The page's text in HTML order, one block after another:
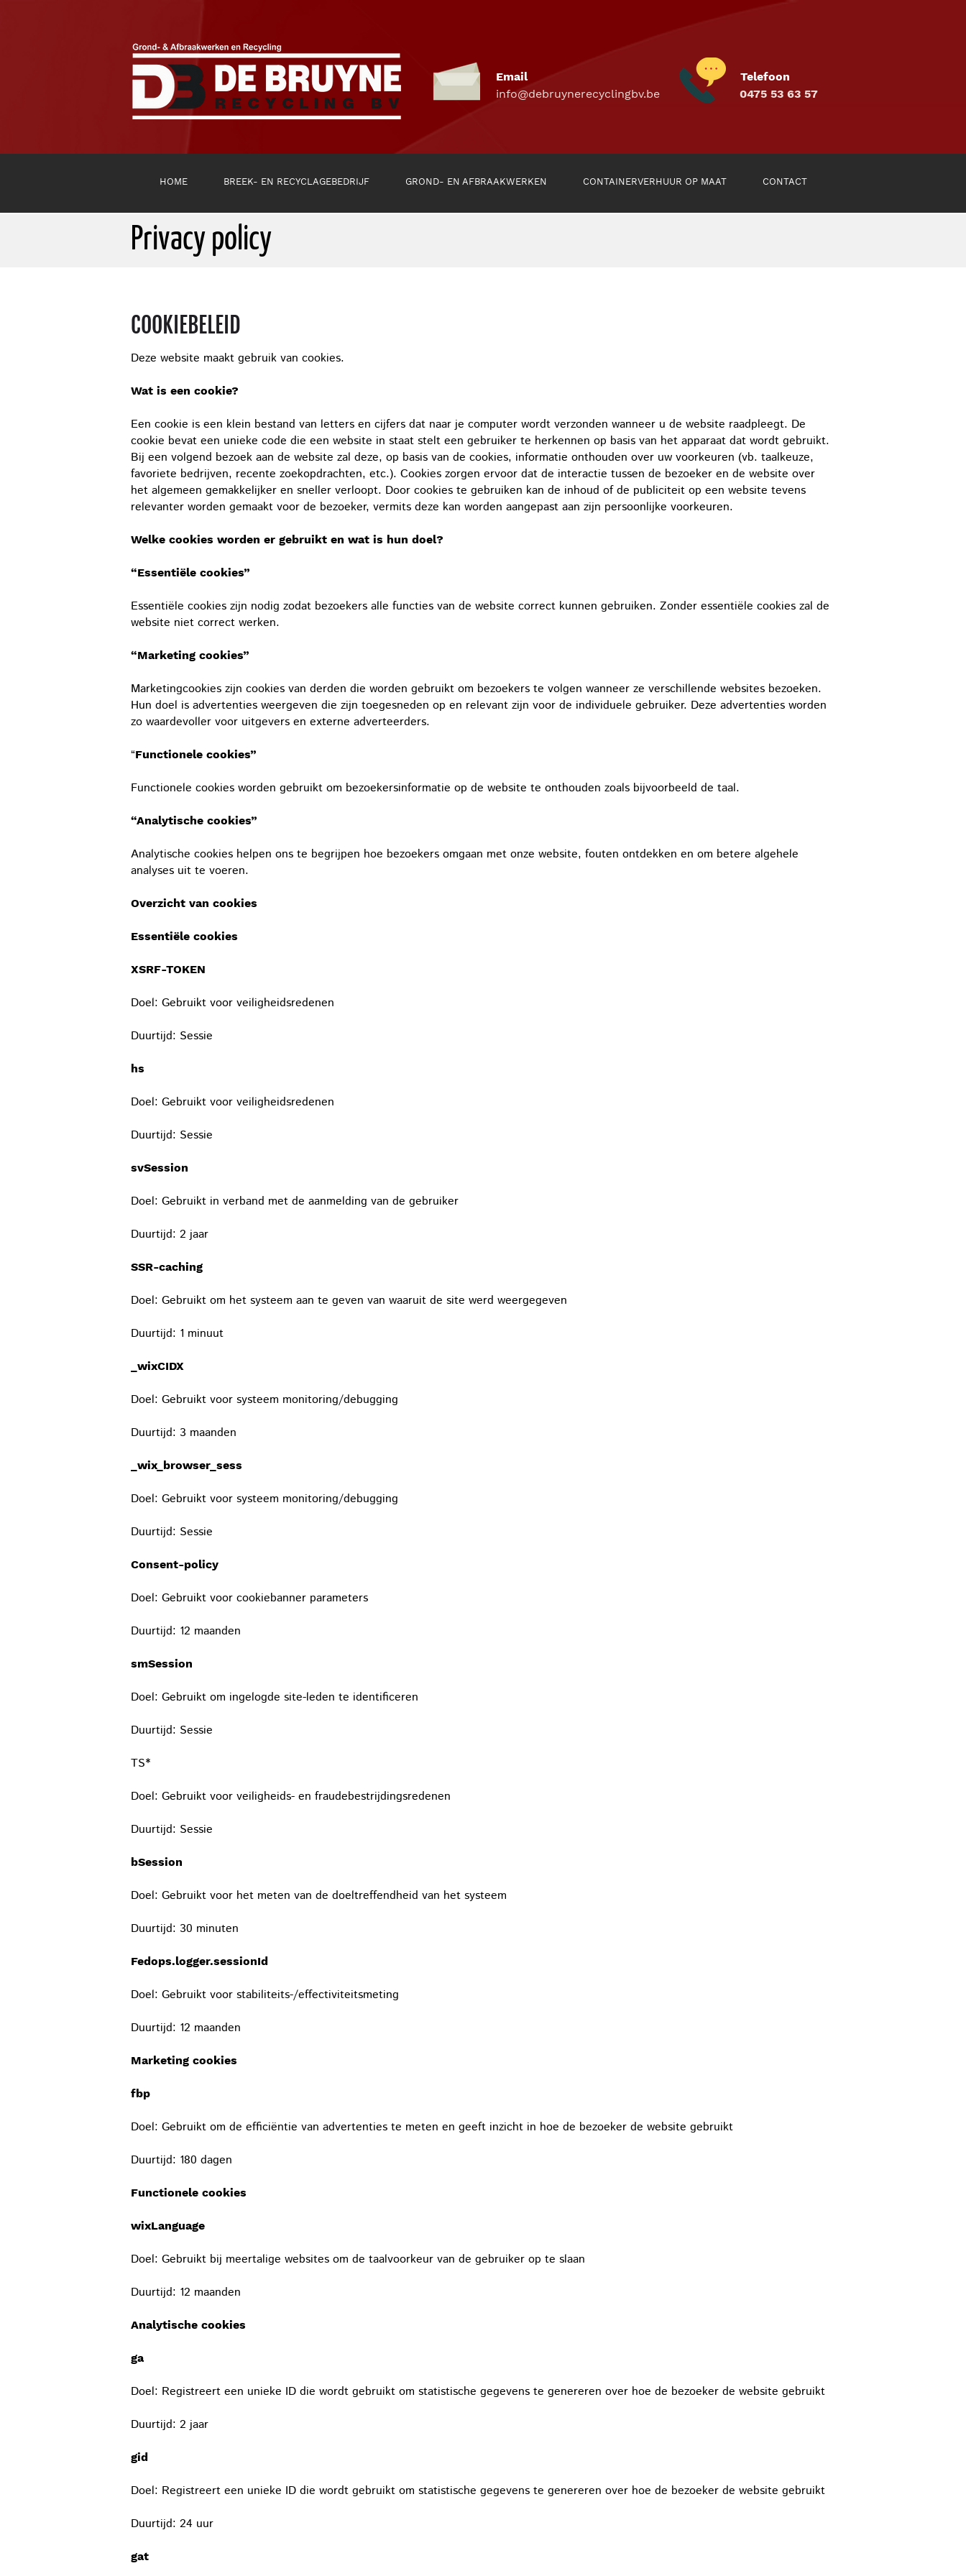
Email
info@debruynerecyclingbv.be
Telefoon
0475 53 63 57
HOME BREEK- EN RECYCLAGEBEDRIJF GROND- EN AFBRAAKWERKEN CONTAINERVERHUUR OP MAAT CONTACT
Privacy policy
COOKIEBELEID
Deze website maakt gebruik van cookies.
Wat is een cookie?
Een cookie is een klein bestand van letters en cijfers dat naar je computer wordt verzonden wanneer u de website raadpleegt. De
cookie bevat een unieke code die een website in staat stelt een gebruiker te herkennen op basis van het apparaat dat wordt gebruikt.
Bij een volgend bezoek aan de website zal deze, op basis van de cookies, informatie onthouden over uw voorkeuren (vb. taalkeuze,
favoriete bedrijven, recente zoekopdrachten, etc.). Cookies zorgen ervoor dat de interactie tussen de bezoeker en de website over
het algemeen gemakkelijker en sneller verloopt. Door cookies te gebruiken kan de inhoud of de publiciteit op een website tevens
relevanter worden gemaakt voor de bezoeker, vermits deze kan worden aangepast aan zijn persoonlijke voorkeuren.
Welke cookies worden er gebruikt en wat is hun doel?
“Essentiële cookies”
Essentiële cookies zijn nodig zodat bezoekers alle functies van de website correct kunnen gebruiken. Zonder essentiële cookies zal de
website niet correct werken.
“Marketing cookies”
Marketingcookies zijn cookies van derden die worden gebruikt om bezoekers te volgen wanneer ze verschillende websites bezoeken.
Hun doel is advertenties weergeven die zijn toegesneden op en relevant zijn voor de individuele gebruiker. Deze advertenties worden
zo waardevoller voor uitgevers en externe adverteerders.
“Functionele cookies”
Functionele cookies worden gebruikt om bezoekersinformatie op de website te onthouden zoals bijvoorbeeld de taal.
“Analytische cookies”
Analytische cookies helpen ons te begrijpen hoe bezoekers omgaan met onze website, fouten ontdekken en om betere algehele
analyses uit te voeren.
Overzicht van cookies
Essentiële cookies
XSRF-TOKEN
Doel: Gebruikt voor veiligheidsredenen
Duurtijd: Sessie
hs
Doel: Gebruikt voor veiligheidsredenen
Duurtijd: Sessie
svSession
Doel: Gebruikt in verband met de aanmelding van de gebruiker
Duurtijd: 2 jaar
SSR-caching
Doel: Gebruikt om het systeem aan te geven van waaruit de site werd weergegeven
Duurtijd: 1 minuut
_wixCIDX
Doel: Gebruikt voor systeem monitoring/debugging
Duurtijd: 3 maanden
_wix_browser_sess
Doel: Gebruikt voor systeem monitoring/debugging
Duurtijd: Sessie
Consent-policy
Doel: Gebruikt voor cookiebanner parameters
Duurtijd: 12 maanden
smSession
Doel: Gebruikt om ingelogde site-leden te identificeren
Duurtijd: Sessie
TS*
Doel: Gebruikt voor veiligheids- en fraudebestrijdingsredenen
Duurtijd: Sessie
bSession
Doel: Gebruikt voor het meten van de doeltreffendheid van het systeem
Duurtijd: 30 minuten
Fedops.logger.sessionId
Doel: Gebruikt voor stabiliteits-/effectiviteitsmeting
Duurtijd: 12 maanden
Marketing cookies
fbp
Doel: Gebruikt om de efficiëntie van advertenties te meten en geeft inzicht in hoe de bezoeker de website gebruikt
Duurtijd: 180 dagen
Functionele cookies
wixLanguage
Doel: Gebruikt bij meertalige websites om de taalvoorkeur van de gebruiker op te slaan
Duurtijd: 12 maanden
Analytische cookies
ga
Doel: Registreert een unieke ID die wordt gebruikt om statistische gegevens te genereren over hoe de bezoeker de website gebruikt
Duurtijd: 2 jaar
gid
Doel: Registreert een unieke ID die wordt gebruikt om statistische gegevens te genereren over hoe de bezoeker de website gebruikt
Duurtijd: 24 uur
gat